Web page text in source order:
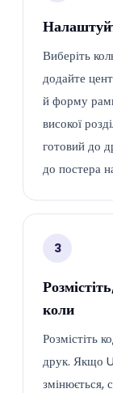
Виберіть
додайте
й форму
високої
готовий до
до постера
3
коли
Розмістіть
друк. Якщо
змінюється,